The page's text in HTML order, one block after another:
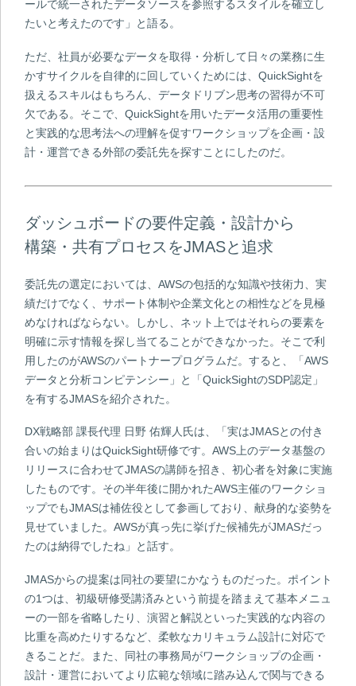
ールで統一されたデータソースを参照するスタイルを確立し
たいと考えたのです」と語る。
ただ、社員が必要なデータを取得・分析して日々の業務に生
かすサイクルを自律的に回していくためには、QuickSightを
扱えるスキルはもちろん、データドリブン思考の習得が不可
欠である。そこで、QuickSightを用いたデータ活用の重要性
と実践的な思考法への理解を促すワークショップを企画・設
計・運営できる外部の委託先を探すことにしたのだ。
ダッシュボードの要件定義・設計から
構築・共有プロセスをJMASと追求
委託先の選定においては、AWSの包括的な知識や技術力、実
績だけでなく、サポート体制や企業文化との相性などを見極
めなければならない。しかし、ネット上ではそれらの要素を
明確に示す情報を探し当てることができなかった。そこで利
用したのがAWSのパートナープログラムだ。すると、「AWS
データと分析コンピテンシー」と「QuickSightのSDP認定」
を有するJMASを紹介された。
DX戦略部 課長代理 日野 佑輝人氏は、「実はJMASとの付き
合いの始まりはQuickSight研修です。AWS上のデータ基盤の
リリースに合わせてJMASの講師を招き、初心者を対象に実施
したものです。その半年後に開かれたAWS主催のワークショ
ップでもJMASは補佐役として参画しており、献身的な姿勢を
見せていました。AWSが真っ先に挙げた候補先がJMASだっ
たのは納得でしたね」と話す。
JMASからの提案は同社の要望にかなうものだった。ポイント
の1つは、初級研修受講済みという前提を踏まえて基本メニュ
ーの一部を省略したり、演習と解説といった実践的な内容の
比重を高めたりするなど、柔軟なカリキュラム設計に対応で
きることだ。また、同社の事務局がワークショップの企画・
設計・運営においてより広範な領域に踏み込んで関与できる